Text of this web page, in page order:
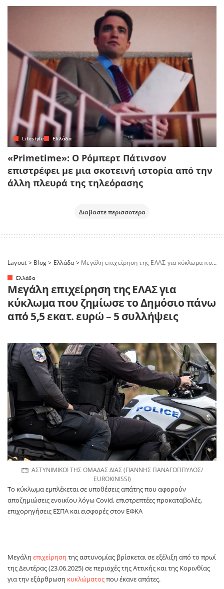
Lifestyle Ελλάδα
«Primetime»: Ο Ρόμπερτ Πάτινσον
επιστρέφει με μια σκοτεινή ιστορία από την
άλλη πλευρά της τηλεόρασης
Διαβαστε περισσοτερα
Layout > Blog> Ελλάδα> Μεγάλη επιχείρηση της ΕΛΑΣ για κύκλωμα που ζημίωσε το Δημόσιο πάνω από 5,5 εκατ. ευρώ – 5 συλλήψεις
Ελλάδα
Μεγάλη επιχείρηση της ΕΛΑΣ για
κύκλωμα που ζημίωσε το Δημόσιο πάνω
από 5,5 εκατ. ευρώ – 5 συλλήψεις
ΑΣΤΥΝΙΜΙΚΟΙ ΤΗΣ ΟΜΑΔΑΣ ΔΙΑΣ (ΓΙΑΝΝΗΣ ΠΑΝΑΓΟΠΠΥΛΟΣ/
EUROKINISSI)
Το κύκλωμα εμπλέκεται σε υποθέσεις απάτης που αφορούν
αποζημιώσεις ενοικίου λόγω Covid, επιστρεπτέες προκαταβολές,
επιχορηγήσεις ΕΣΠΑ και εισφορές στον ΕΦΚΑ
Μεγάλη επιχείρηση της αστυνομίας βρίσκεται σε εξέλιξη από το πρωί
της Δευτέρας (23.06.2025) σε περιοχές της Αττικής και της Κορινθίας
για την εξάρθρωση κυκλώματοςπου έκανε απάτες.